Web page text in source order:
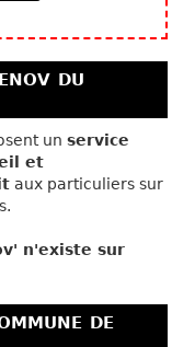
du
unservice
et
aux particuliers sur
n'existe sur
de